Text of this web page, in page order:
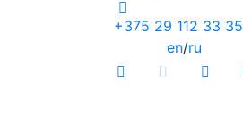
+375 29 112 33 35
en/ru